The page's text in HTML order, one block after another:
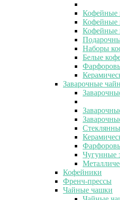
Кофейные
Кофейные
Кофейные
Наборы
Белые
Заварочные
Чугунные
Кофейники
Френч-прессы
Чайные чашки